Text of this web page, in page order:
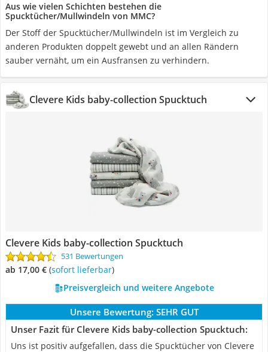
Aus wie vielen Schichten bestehen die
Spucktücher/Mullwindeln von MMC?
Der Stoff der Spucktücher/Mullwindeln ist im Vergleich zu
anderen Produkten doppelt gewebt und an allen Rändern
sauber vernäht, um ein Ausfransen zu verhindern.
Clevere Kids baby-collection Spucktuch
Clevere Kids baby-collection Spucktuch
531 Bewertungen
ab 17,00 € ( Sofort lieferbar)
Preisvergleich und weitere Angebote
Unsere Bewertung: SEHR GUT
Unser Fazit für Clevere Kids baby-collection Spucktuch:
Uns ist positiv aufgefallen, dass die Spucktücher von Clevere